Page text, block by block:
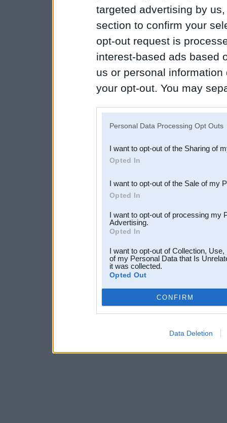
targeted advertising by
section to confirm your
opt-out request is
interest-based ads based
us or personal
your opt-out. You may
Downstream Participants
third parties.
Personal Data Processing Opt Outs
I want to opt-out of the Sharing of
Opted In
I want to opt-out of the Sale of my
Opted In
I want to opt-out of processing my
Advertising.
Opted In
I want to opt-out of Collection,
of my Personal Data that Is
it was collected.
Opted Out
CONFIRM
Data Deletion